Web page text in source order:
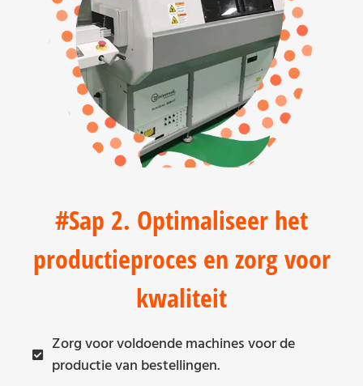
#Sap 2. Optimaliseer het
productieproces en zorg voor
kwaliteit
Zorg voor voldoende machines voor de
productie van bestellingen.